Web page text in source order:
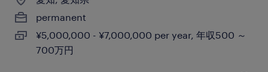
permanent
¥5,000,000 - ¥7,000,000 per year, 年収500 ～
700万円